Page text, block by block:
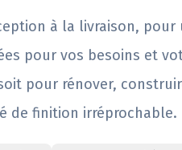
à la livraison,
pour vos besoins et
pour rénover,
de finition irréprochable.